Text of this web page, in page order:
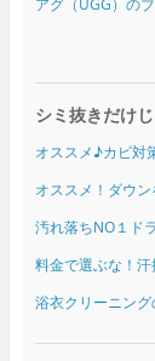
アグ（UGG）の
シミ抜きだけ
オススメ♪カビ対
オススメ！ダウ
汚れ落ちNO１ド
料金で選ぶな！
浴衣クリーニン